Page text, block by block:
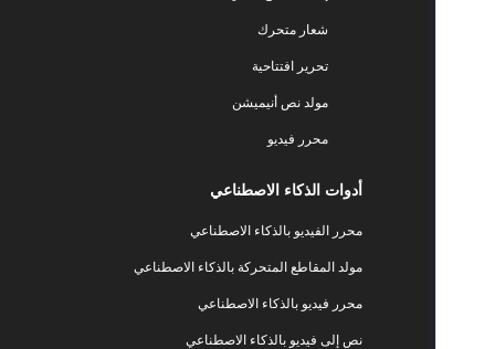
شعار متحرك
تحرير افتتاحية
مولد نص أنيميشن
محرر فيديو
أدوات الذكاء الاصطناعي
محرر الفيديو بالذكاء الاصطناعي
مولد المقاطع المتحركة بالذكاء الاصطناعي
محرر فيديو بالذكاء الاصطناعي
نص إلى فيديو بالذكاء الاصطناعي